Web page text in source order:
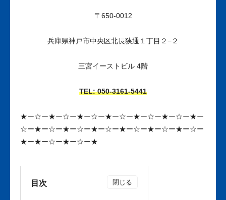
〒650-0012
兵庫県神戸市中央区北長狭通１丁目２−２
三宮イーストビル 4階
TEL: 050-3161-5441
★ー☆ー★ー☆ー★ー☆ー★ー☆ー★ー☆ー★ー☆ー★ー
☆ー★ー☆ー★ー☆ー★ー☆ー★ー☆ー★ー☆ー★ー☆ー
★ー★ー☆ー★ー☆ー★
目次